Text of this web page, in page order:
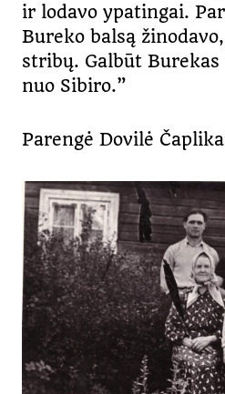
ir lodavo ypatingai.
Bureko balsą
stribų. Galbūt
nuo Sibiro.”
Parengė Dovilė